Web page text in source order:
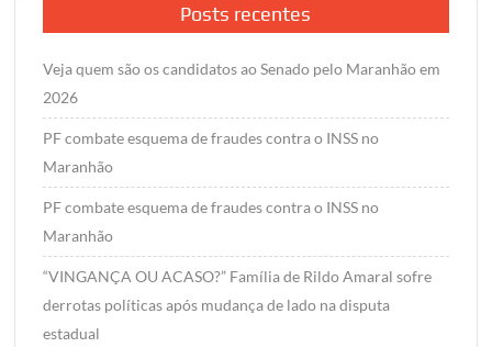
Posts recentes
Veja quem são os candidatos ao Senado pelo Maranhão em
2026
PF combate esquema de fraudes contra o INSS no
Maranhão
PF combate esquema de fraudes contra o INSS no
Maranhão
“VINGANÇA OU ACASO?” Família de Rildo Amaral sofre
derrotas políticas após mudança de lado na disputa
estadual